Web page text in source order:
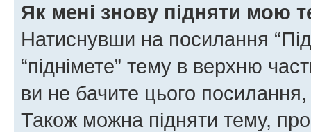
Як мені знову підняти мою
Натиснувши на посилання
“піднімете” тему в верхню
ви не бачите цього
Також можна підняти тему,